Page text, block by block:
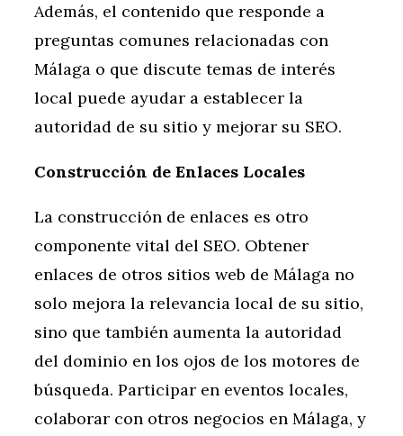
Además, el contenido que responde a
preguntas comunes relacionadas con
Málaga o que discute temas de interés
local puede ayudar a establecer la
autoridad de su sitio y mejorar su SEO.
Construcción de Enlaces Locales
La construcción de enlaces es otro
componente vital del SEO. Obtener
enlaces de otros sitios web de Málaga no
solo mejora la relevancia local de su sitio,
sino que también aumenta la autoridad
del dominio en los ojos de los motores de
búsqueda. Participar en eventos locales,
colaborar con otros negocios en Málaga, y